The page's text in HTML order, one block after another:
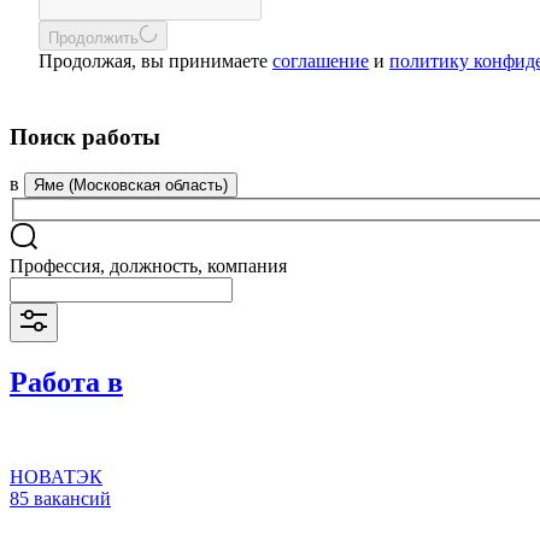
Продолжить
Продолжая, вы принимаете соглашение и политику
Поиск работы
в Яме (Московская область)
Профессия, должность, компания
Работа в
НОВАТЭК
85 вакансий